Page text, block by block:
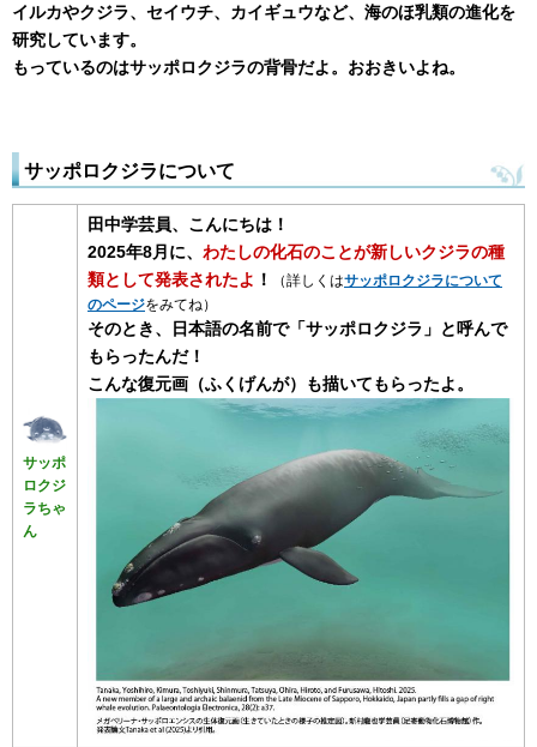
イルカやクジラ、セイウチ、カイギュウなど、海のほ乳類の進化を
研究しています。
もっているのはサッポロクジラの背骨だよ。おおきいよね。
サッポロクジラについて
サッポ
ロクジ
ラちゃ
ん
田中学芸員、こんにちは！
2025年8月に、 わたしの化石のことが新しいクジラの種
類として発表されたよ ！ （詳しくはサッポロクジラについて
のページをみてね）
そのとき、日本語の名前で「サッポロクジラ」と呼んで
もらったんだ！
こんな復元画（ふくげんが）も描いてもらったよ。